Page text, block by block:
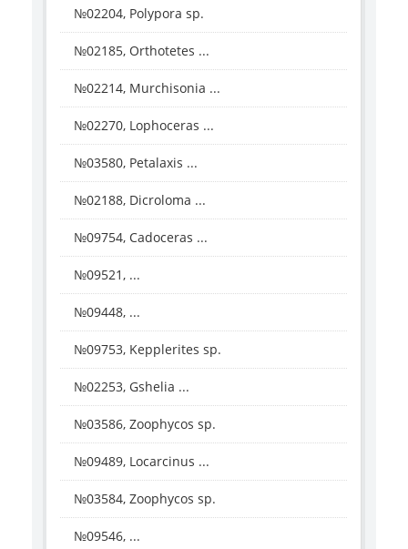
№02204, Polypora sp.
№02185, Orthotetes ...
№02214, Murchisonia ...
№02270, Lophoceras ...
№03580, Petalaxis ...
№02188, Dicroloma ...
№09754, Cadoceras ...
№09521, ...
№09448, ...
№09753, Kepplerites sp.
№02253, Gshelia ...
№03586, Zoophycos sp.
№09489, Locarcinus ...
№03584, Zoophycos sp.
№09546, ...